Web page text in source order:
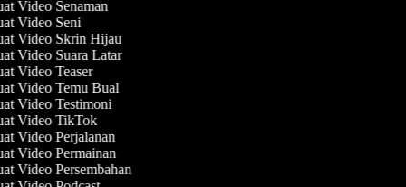
Video Senaman
Video Seni
Video Skrin Hijau
Video Suara Latar
Video Teaser
Video Temu Bual
Video Testimoni
Video TikTok
Video Perjalanan
Video Permainan
Video Persembahan